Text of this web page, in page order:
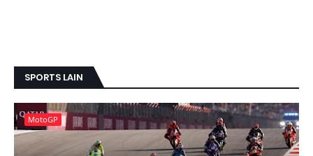
SPORTS LAIN
MotoGP